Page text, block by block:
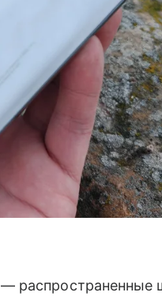
— распространенные